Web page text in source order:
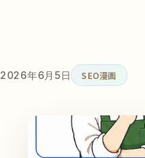
2026年6月5日 SEO漫画